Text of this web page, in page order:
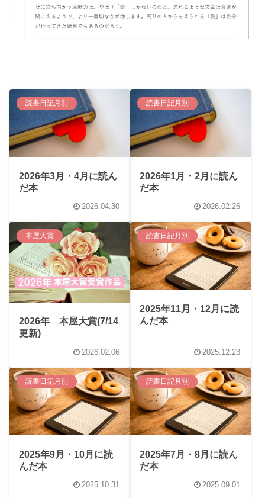
読書日記月別
2026年3月・4月に読ん
だ本
2026.04.30
読書日記月別
2026年1月・2月に読ん
だ本
2026.02.26
本屋大賞
2026年 本屋大賞(7/14
更新)
2026.02.06
読書日記月別
2025年11月・12月に読
んだ本
2025.12.23
読書日記月別
2025年9月・10月に読
んだ本
2025.10.31
読書日記月別
2025年7月・8月に読ん
だ本
2025.09.01